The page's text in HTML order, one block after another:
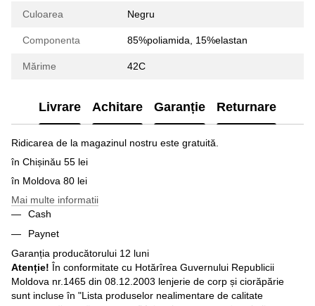
Culoarea Negru
Componenta 85%poliamida, 15%elastan
Mărime 42C
Livrare Achitare Garanție Returnare
Ridicarea de la magazinul nostru este gratuită.
în Chișinău 55 lei
în Moldova 80 lei
Mai multe informatii
Cash
Paynet
Garanția producătorului 12 luni
Atenție! În conformitate cu Hotărîrea Guvernului Republicii
Moldova nr.1465 din 08.12.2003 lenjerie de corp și ciorăpărie
sunt incluse în "Lista produselor nealimentare de calitate